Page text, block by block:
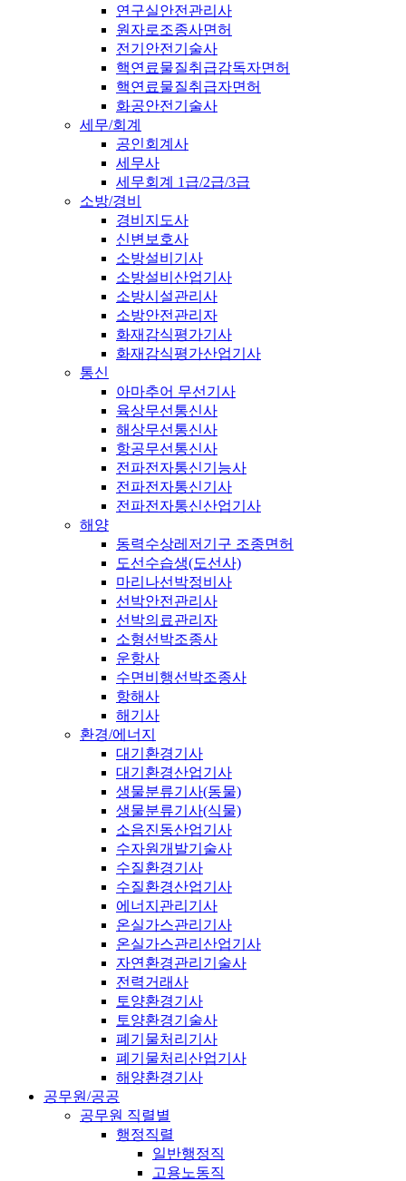
연구실안전관리사
원자로조종사면허
전기안전기술사
핵연료물질취급감독자면허
핵연료물질취급자면허
화공안전기술사
세무/회계
공인회계사
세무사
세무회계 1급/2급/3급
소방/경비
경비지도사
신변보호사
소방설비기사
소방설비산업기사
소방시설관리사
소방안전관리자
화재감식평가기사
화재감식평가산업기사
통신
아마추어 무선기사
육상무선통신사
해상무선통신사
항공무선통신사
전파전자통신기능사
전파전자통신기사
전파전자통신산업기사
해양
동력수상레저기구 조종면허
도선수습생(도선사)
마리나선박정비사
선박안전관리사
선박의료관리자
소형선박조종사
운항사
수면비행선박조종사
항해사
해기사
환경/에너지
대기환경기사
대기환경산업기사
생물분류기사(동물)
생물분류기사(식물)
소음진동산업기사
수자원개발기술사
수질환경기사
수질환경산업기사
에너지관리기사
온실가스관리기사
온실가스관리산업기사
자연환경관리기술사
전력거래사
토양환경기사
토양환경기술사
폐기물처리기사
폐기물처리산업기사
해양환경기사
공무원/공공
공무원 직렬별
행정직렬
일반행정직
고용노동직